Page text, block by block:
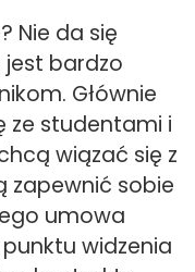
Nie da się
bardzo
Głównie
ze studentami i
wiązać się z
zapewnić sobie
umowa
widzenia